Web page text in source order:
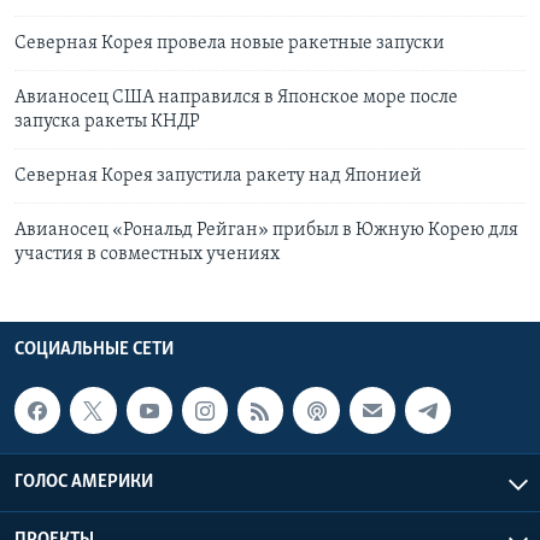
Северная Корея провела новые ракетные запуски
Авианосец США направился в Японское море после
запуска ракеты КНДР
Северная Корея запустила ракету над Японией
Авианосец «Рональд Рейган» прибыл в Южную Корею для
участия в совместных учениях
СОЦИАЛЬНЫЕ СЕТИ
ГОЛОС АМЕРИКИ